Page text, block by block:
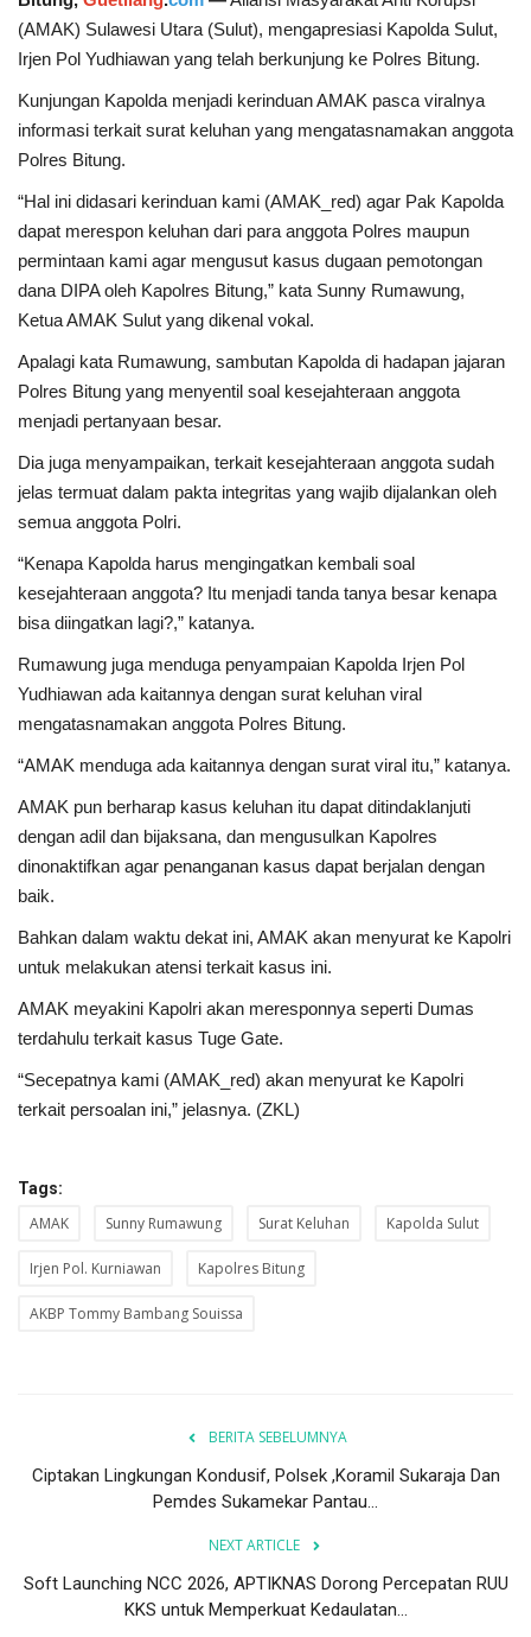
Kesehatan
Layanan Publik
Perempuan/Anak
(AMAK) Sulawesi Utara (Sulut), mengapresiasi Kapolda Sulut,
Irjen Pol Yudhiawan yang telah berkunjung ke Polres Bitung.
Kunjungan Kapolda menjadi kerinduan AMAK pasca viralnya
informasi terkait surat keluhan yang mengatasnamakan anggota
Polres Bitung.
“Hal ini didasari kerinduan kami (AMAK_red) agar Pak Kapolda
dapat merespon keluhan dari para anggota Polres maupun
permintaan kami agar mengusut kasus dugaan pemotongan
dana DIPA oleh Kapolres Bitung,” kata Sunny Rumawung,
Ketua AMAK Sulut yang dikenal vokal.
Apalagi kata Rumawung, sambutan Kapolda di hadapan jajaran
Polres Bitung yang menyentil soal kesejahteraan anggota
menjadi pertanyaan besar.
Dia juga menyampaikan, terkait kesejahteraan anggota sudah
jelas termuat dalam pakta integritas yang wajib dijalankan oleh
semua anggota Polri.
“Kenapa Kapolda harus mengingatkan kembali soal
kesejahteraan anggota? Itu menjadi tanda tanya besar kenapa
bisa diingatkan lagi?,” katanya.
Rumawung juga menduga penyampaian Kapolda Irjen Pol
Yudhiawan ada kaitannya dengan surat keluhan viral
mengatasnamakan anggota Polres Bitung.
“AMAK menduga ada kaitannya dengan surat viral itu,” katanya.
AMAK pun berharap kasus keluhan itu dapat ditindaklanjuti
dengan adil dan bijaksana, dan mengusulkan Kapolres
dinonaktifkan agar penanganan kasus dapat berjalan dengan
baik.
Bahkan dalam waktu dekat ini, AMAK akan menyurat ke Kapolri
untuk melakukan atensi terkait kasus ini.
AMAK meyakini Kapolri akan meresponnya seperti Dumas
terdahulu terkait kasus Tuge Gate.
“Secepatnya kami (AMAK_red) akan menyurat ke Kapolri
terkait persoalan ini,” jelasnya. (ZKL)
Tags:
AMAK Sunny Rumawung Surat Keluhan Kapolda Sulut
Irjen Pol. Kurniawan Kapolres Bitung
AKBP Tommy Bambang Souissa
BERITA SEBELUMNYA
Ciptakan Lingkungan Kondusif, Polsek ,Koramil Sukaraja Dan
Pemdes Sukamekar Pantau...
NEXT ARTICLE
Soft Launching NCC 2026, APTIKNAS Dorong Percepatan RUU
KKS untuk Memperkuat Kedaulatan...